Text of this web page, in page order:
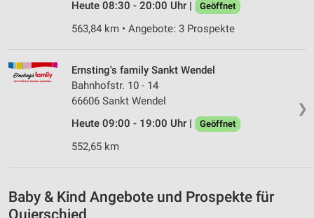
Heute 08:30 - 20:00 Uhr |
Geöffnet
563,84 km • Angebote: 3 Prospekte
❯
Ernsting's family Sankt Wendel
Bahnhofstr. 10 - 14
66606 Sankt Wendel
Heute 09:00 - 19:00 Uhr |
Geöffnet
552,65 km
Baby & Kind Angebote und Prospekte für
Quierschied
Erstellung von Profilen zur Personalisierung
von Inhalten
Verwendung von Profilen zur Auswahl
personalisierter Inhalte
Messung der Werbeleistung
Messung der Performance von Inhalten
Entwicklung und Verbesserung der Angebote